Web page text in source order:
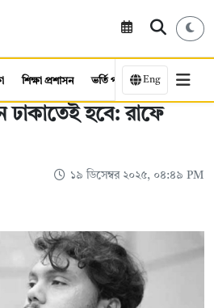
শিক্ষা প্রশাসন ভর্তি পরীক্ষা কর্মসংস্থান
Eng
ঢাকাতেই হবে: রাফে
১৯ ডিসেম্বর ২০২৫, ০৪:৪৯ PM